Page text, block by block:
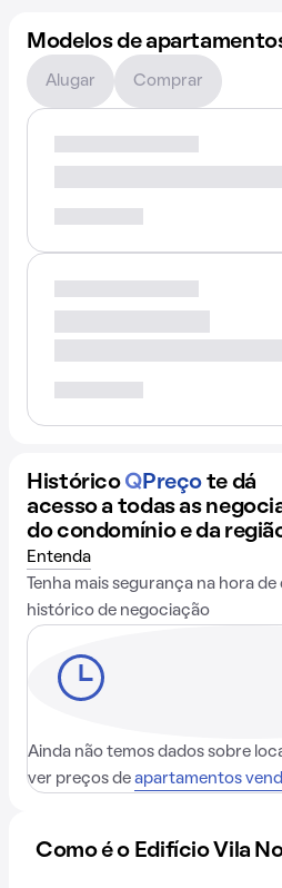
Modelos de
Alugar Comprar
Histórico QPreço te dá
acesso a todas as
do condomínio e da
Entenda
Tenha mais segurança na hora
histórico de negociação
Ainda não temos dados sobre
ver preços de apartamentos
Como é o Edifício Vila